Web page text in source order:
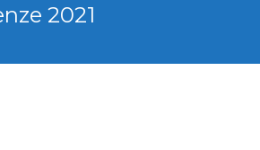
2021